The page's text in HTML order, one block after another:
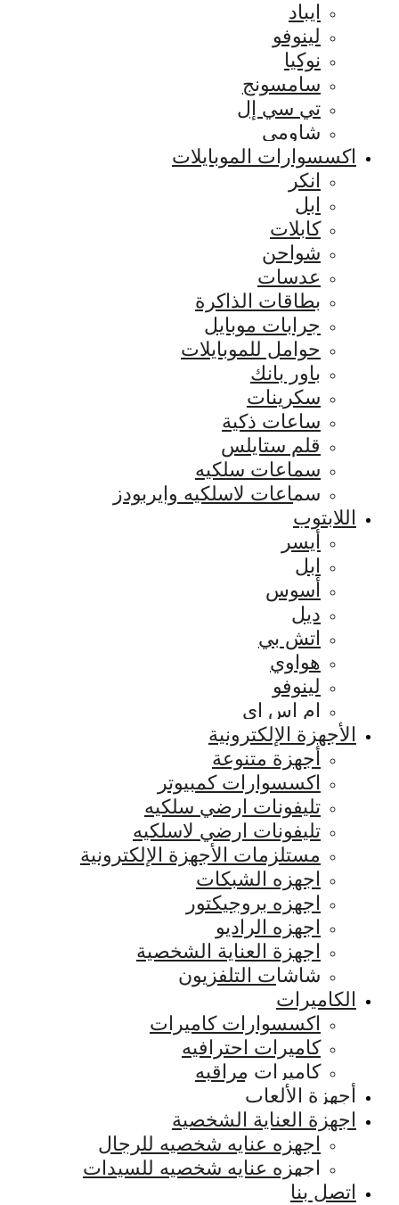
ايباد
لينوفو
نوكيا
سامسونج
تي سي إل
شاومي
اكسسوارات الموبايلات
انكر
ابل
كابلات
شواحن
عدسات
بطاقات الذاكرة
جرابات موبايل
حوامل للموبايلات
باور بانك
سكرينات
ساعات ذكية
قلم ستايلس
سماعات سلكيه
سماعات لاسلكيه وايربودز
اللابتوب
أيسر
ابل
أسوس
ديل
اتش بي
هواوي
لينوفو
ام اس اي
الأجهزة الإلكترونية
أجهزة متنوعة
اكسسوارات كمبيوتر
تليفونات ارضي سلكيه
تليفونات ارضي لاسلكيه
مستلزمات الأجهزة الإلكترونية
اجهزه الشبكات
اجهزه بروجيكتور
اجهزه الراديو
اجهزة العناية الشخصية
شاشات التلفزيون
الكاميرات
اكسسوارات كاميرات
كاميرات احترافيه
كاميرات مراقبه
أجهزة الألعاب
اجهزة العناية الشخصية
اجهزه عنايه شخصيه للرجال
اجهزه عنايه شخصيه للسيدات
اتصل بنا